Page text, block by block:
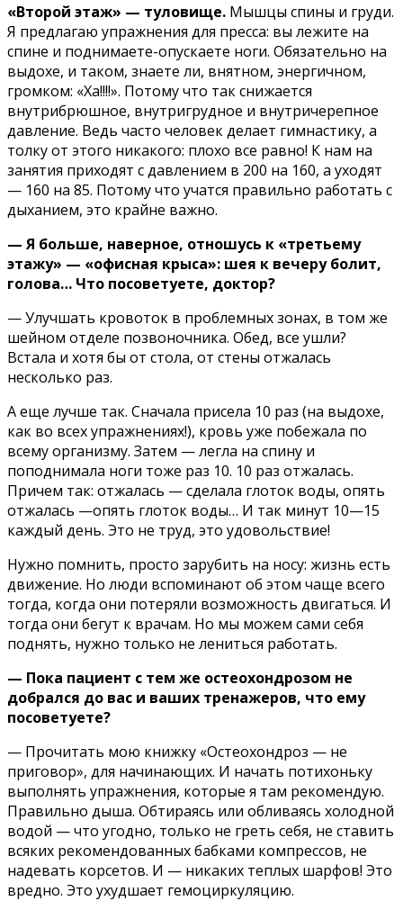
«Второй этаж» — туловище. Мышцы спины и груди.
Я предлагаю упражнения для пресса: вы лежите на
спине и поднимаете-опускаете ноги. Обязательно на
выдохе, и таком, знаете ли, внятном, энергичном,
громком: «Ха!!!!». Потому что так снижается
внутрибрюшное, внутригрудное и внутричерепное
давление. Ведь часто человек делает гимнастику, а
толку от этого никакого: плохо все равно! К нам на
занятия приходят с давлением в 200 на 160, а уходят
— 160 на 85. Потому что учатся правильно работать с
дыханием, это крайне важно.
— Я больше, наверное, отношусь к «третьему
этажу» — «офисная крыса»: шея к вечеру болит,
голова… Что посоветуете, доктор?
— Улучшать кровоток в проблемных зонах, в том же
шейном отделе позвоночника. Обед, все ушли?
Встала и хотя бы от стола, от стены отжалась
несколько раз.
А еще лучше так. Сначала присела 10 раз (на выдохе,
как во всех упражнениях!), кровь уже побежала по
всему организму. Затем — легла на спину и
поподнимала ноги тоже раз 10. 10 раз отжалась.
Причем так: отжалась — сделала глоток воды, опять
отжалась —опять глоток воды… И так минут 10—15
каждый день. Это не труд, это удовольствие!
Нужно помнить, просто зарубить на носу: жизнь есть
движение. Но люди вспоминают об этом чаще всего
тогда, когда они потеряли возможность двигаться. И
тогда они бегут к врачам. Но мы можем сами себя
поднять, нужно только не лениться работать.
— Пока пациент с тем же остеохондрозом не
добрался до вас и ваших тренажеров, что ему
посоветуете?
— Прочитать мою книжку «Остеохондроз — не
приговор», для начинающих. И начать потихоньку
выполнять упражнения, которые я там рекомендую.
Правильно дыша. Обтираясь или обливаясь холодной
водой — что угодно, только не греть себя, не ставить
всяких рекомендованных бабками компрессов, не
надевать корсетов. И — никаких теплых шарфов! Это
вредно. Это ухудшает гемоциркуляцию.